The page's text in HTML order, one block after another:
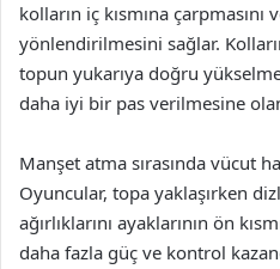
kolların iç kısmına
yönlendirilmesini sağlar.
topun yukarıya doğru
daha iyi bir pas verilmesine
Manşet atma sırasında vücut
Oyuncular, topa yaklaşırken
ağırlıklarını ayaklarının ön
daha fazla güç ve kontrol